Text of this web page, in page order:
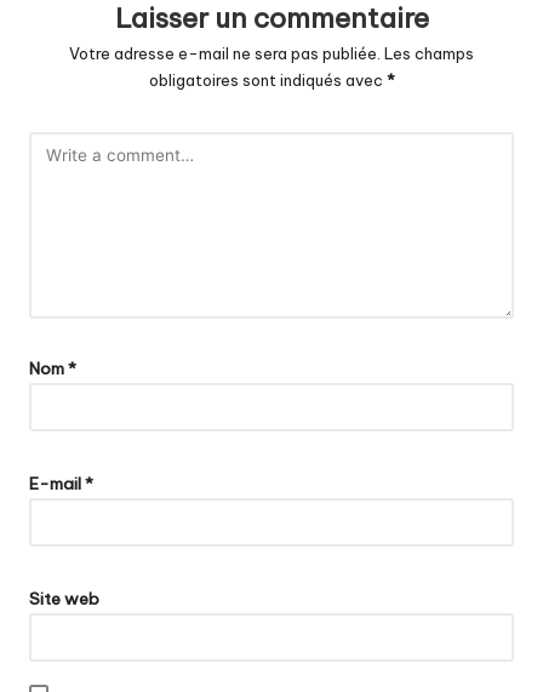
Laisser un commentaire
Votre adresse e-mail ne sera pas publiée. Les champs
obligatoires sont indiqués avec *
Nom*
E-mail*
Site web